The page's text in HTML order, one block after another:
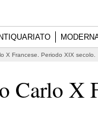
X Francese. Periodo XIX secolo.
Carlo X